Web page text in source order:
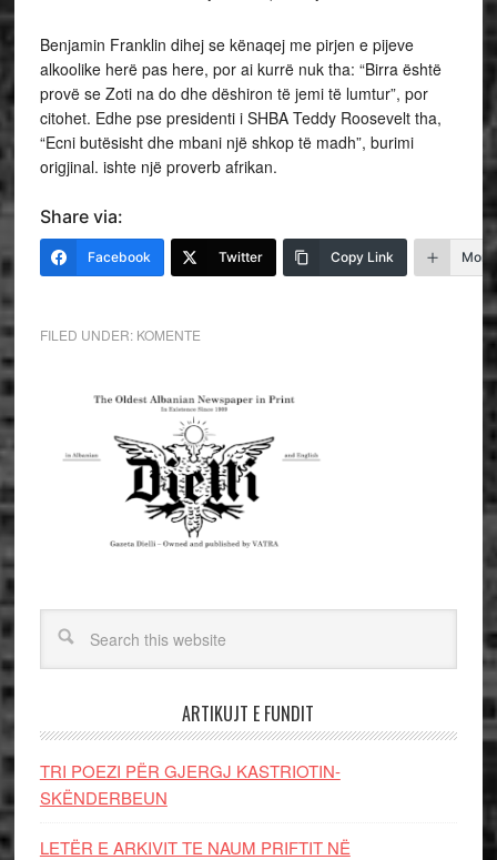
Benjamin Franklin dihej se kënaqej me pirjen e pijeve
alkoolike herë pas here, por ai kurrë nuk tha: “Birra është
provë se Zoti na do dhe dëshiron të jemi të lumtur”, por
citohet. Edhe pse presidenti i SHBA Teddy Roosevelt tha,
“Ecni butësisht dhe mbani një shkop të madh”, burimi
origjinal. ishte një proverb afrikan.
Share via:
Facebook Twitter Copy Link More
FILED UNDER: KOMENTE
ARTIKUJT E FUNDIT
TRI POEZI PËR GJERGJ KASTRIOTIN-
SKËNDERBEUN
LETËR E ARKIVIT TE NAUM PRIFTIT NË